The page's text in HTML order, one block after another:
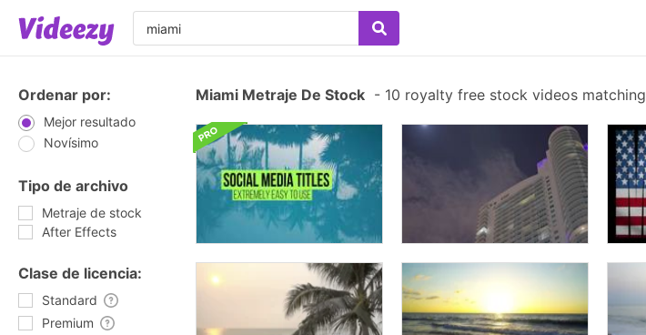
Ordenar por:
Mejor resultado
Novísimo
Tipo de archivo
Metraje de stock
After Effects
Clase de licencia:
Standard
Premium
Miami Metraje De Stock - 10 royalty free stock videos matching